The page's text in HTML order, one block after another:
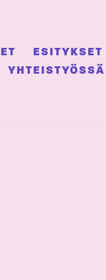
ESITYKSET
YHTEISTYÖSSÄ